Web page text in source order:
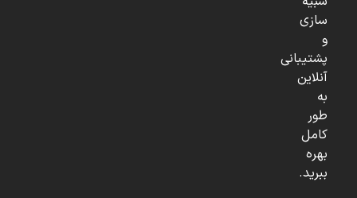
سازی
و
پشتیبانی
آنلاین
به
طور
کامل
بهره
ببرید.